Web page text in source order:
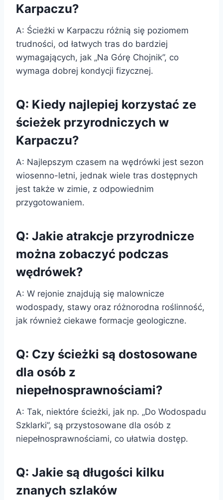
Karpaczu?
A: Ścieżki w Karpaczu różnią się poziomem
trudności, od łatwych tras do bardziej
wymagających, jak „Na Górę Chojnik”, co
wymaga dobrej kondycji fizycznej.
Q: Kiedy najlepiej korzystać ze
ścieżek przyrodniczych w
Karpaczu?
A: Najlepszym czasem na wędrówki jest sezon
wiosenno-letni, jednak wiele tras dostępnych
jest także w zimie, z odpowiednim
przygotowaniem.
Q: Jakie atrakcje przyrodnicze
można zobaczyć podczas
wędrówek?
A: W rejonie znajdują się malownicze
wodospady, stawy oraz różnorodna roślinność,
jak również ciekawe formacje geologiczne.
Q: Czy ścieżki są dostosowane
dla osób z
niepełnosprawnościami?
A: Tak, niektóre ścieżki, jak np. „Do Wodospadu
Szklarki”, są przystosowane dla osób z
niepełnosprawnościami, co ułatwia dostęp.
Q: Jakie są długości kilku
znanych szlaków